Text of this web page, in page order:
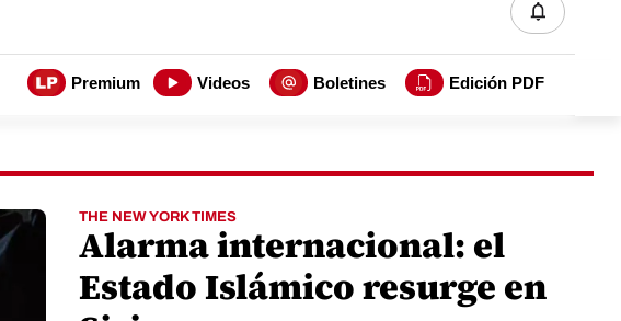
Premium Videos Boletines Edición PDF
THE NEW YORK TIMES
Alarma internacional: el
Estado Islámico resurge en